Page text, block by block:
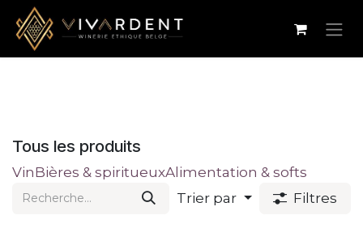
Se rendre au contenu
Tous les produits
VinBières & spiritueuxAlimentation & softs
Trier par
Filtres